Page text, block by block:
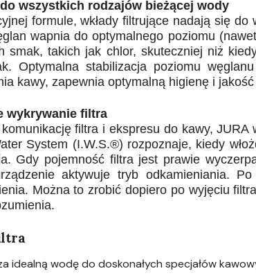
wszystkich rodzajów bieżącej wody
formule, wkłady filtrujące nadają się do
wapnia do optymalnego poziomu
smak, takich jak chlor, skuteczniej niż
Optymalna stabilizacja poziomu węglanu
kawy, zapewnia optymalną higienę i
wykrywanie filtra
filtra i ekspresu do kawy, JURA
System (I.W.S.®) rozpoznaje, kiedy
Gdy pojemność filtra jest prawie
aktywuje tryb odkamieniania.
Można to zrobić dopiero po wyjęciu
idealną wodę do doskonałych specjałów